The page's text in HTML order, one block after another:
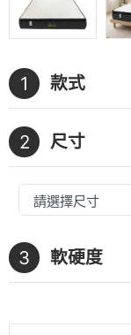
1 款式
2 尺寸
3 軟硬度